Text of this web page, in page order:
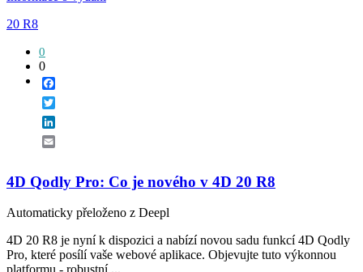
20 R8
0
0
4D Qodly Pro: Co je nového v 4D 20 R8
Automaticky přeloženo z Deepl
4D 20 R8 je nyní k dispozici a nabízí novou sadu funkcí 4D Qodly
Pro, které posílí vaše webové aplikace. Objevujte tuto výkonnou